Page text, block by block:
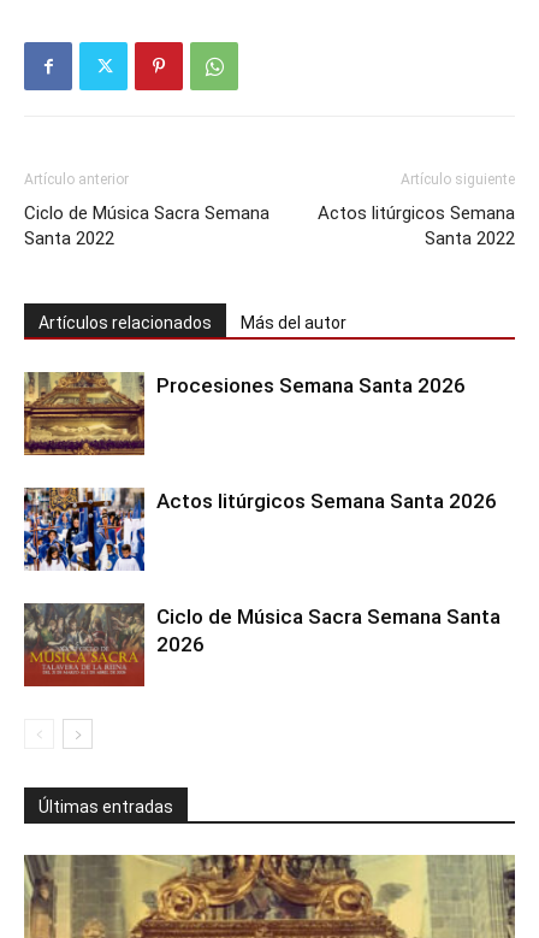
Artículo anterior
Ciclo de Música Sacra Semana
Santa 2022
Artículo siguiente
Actos litúrgicos Semana
Santa 2022
Artículos relacionados Más del autor
Procesiones Semana Santa 2026
Actos litúrgicos Semana Santa 2026
Ciclo de Música Sacra Semana Santa
2026
Últimas entradas